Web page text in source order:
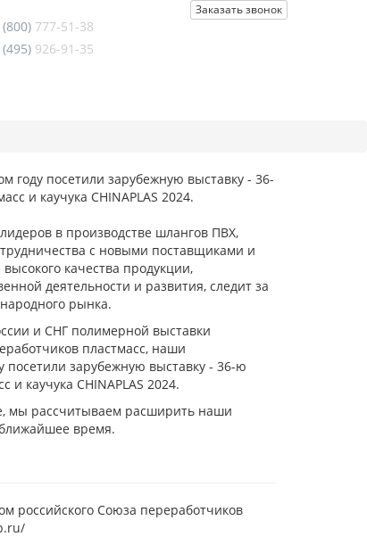
Заказать звонок
777-51-38
926-91-35
году посетили зарубежную выставку - 36-
и каучука CHINAPLAS 2024.
в производстве шлангов ПВХ,
с новыми поставщиками и
качества продукции,
деятельности и развития, следит за
рынка.
и СНГ полимерной выставки
пластмасс, наши
посетили зарубежную выставку - 36-ю
каучука CHINAPLAS 2024.
мы рассчитываем расширить наши
время.
российского Союза переработчиков